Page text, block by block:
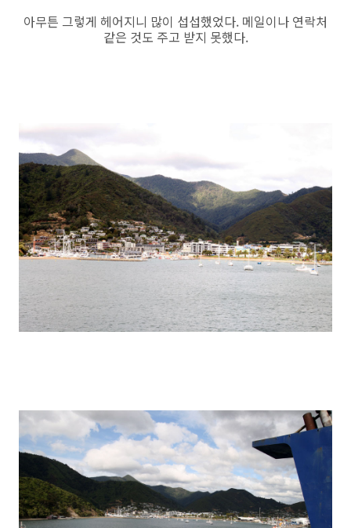
아무튼 그렇게 헤어지니 많이 섭섭했었다. 메일이나 연락처
같은 것도 주고 받지 못했다.